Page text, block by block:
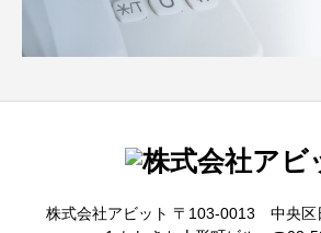
株式会社アビット 〒103-0013 中央区